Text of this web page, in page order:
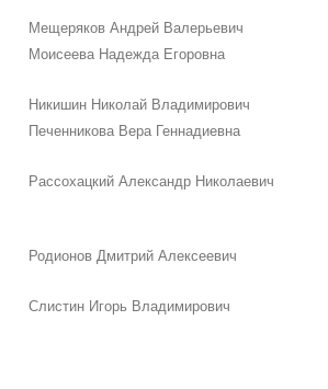
Мещеряков Андрей Валерьевич
Моисеева Надежда Егоровна
Никишин Николай Владимирович
Печенникова Вера Геннадиевна
Рассохацкий Александр Николаевич
Родионов Дмитрий Алексеевич
Слистин Игорь Владимирович